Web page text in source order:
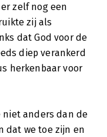
zelf nog een
zij als
dat God voor de
diep verankerd
herkenbaar voor
niet anders dan de
dat we toe zijn en